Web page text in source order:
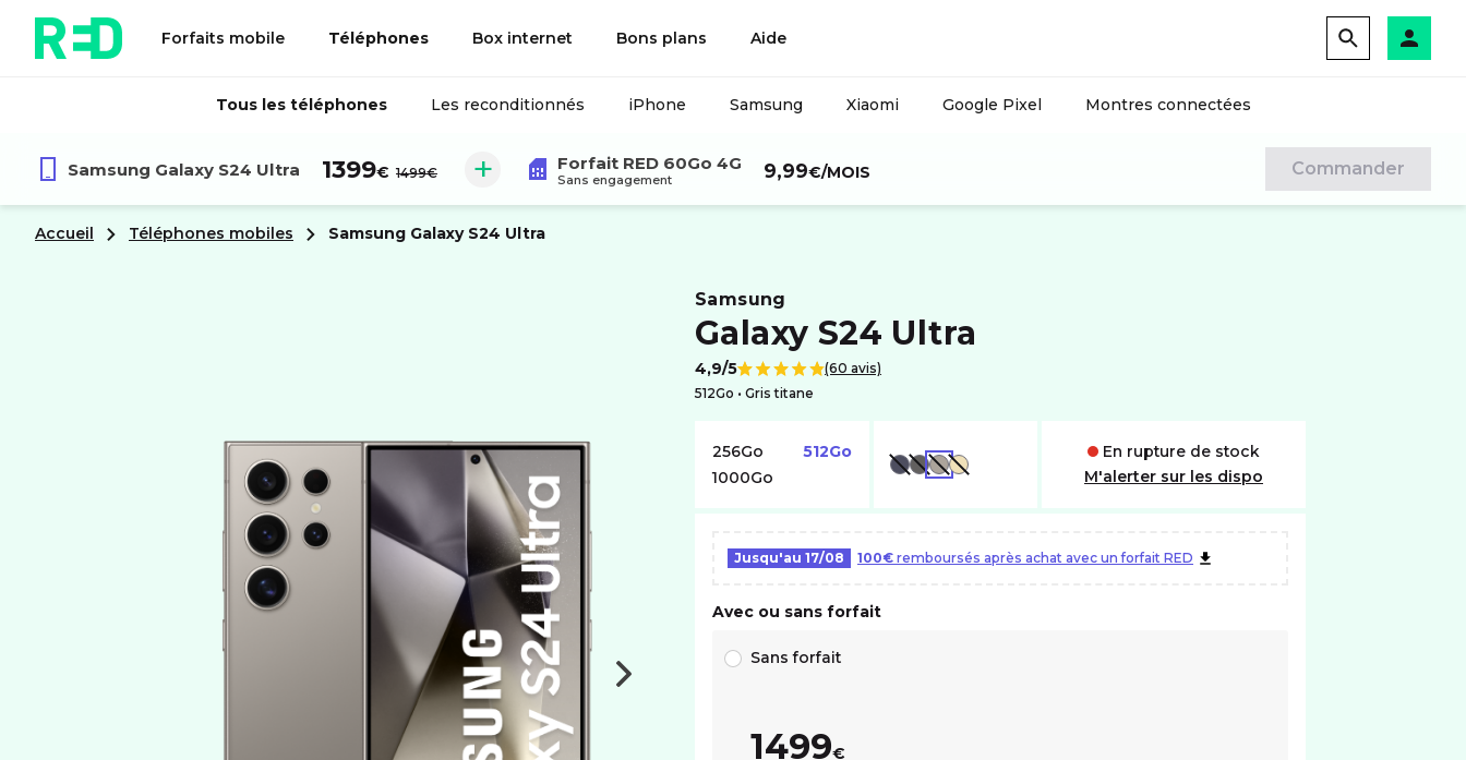
Forfaits mobile Téléphones Box internet Bons plans Aide
Tous les téléphones Les reconditionnés iPhone Samsung Xiaomi Google Pixel Montres connectées
Samsung Galaxy S24 Ultra 1399€ au lieu de :
1499€ Forfait RED 60Go 4G
Sans engagement 9,99€/MOIS Commander
Accueil Téléphones mobiles samsung Galaxy S24 Ultra
samsung
Galaxy S24 Ultra
Note de
4,9/5
(60 avis)
512Go •
gris titane
256Go
512Go
1000Go
VIOLET NOIR GRIS AMBRE
En rupture de stock
M'alerter sur les dispo
Jusqu'au 17/08 100€ remboursés après achat avec un forfait RED
Avec ou sans forfait
Sans forfait
1499€